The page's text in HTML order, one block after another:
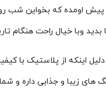
پیش اومده که بخواین شب
بدید وبا خیال راحت هنگام
دلیل اینکه از پلاستیک
های زیبا و جذابی داره